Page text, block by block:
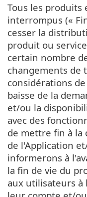
Tous les produits
interrompus («
cesser la
produit ou
certain nombre
changements de
considérations
baisse de la
et/ou la
avec des
de mettre fin à
de l'Application
informerons à
la fin de vie du
aux utilisateurs à